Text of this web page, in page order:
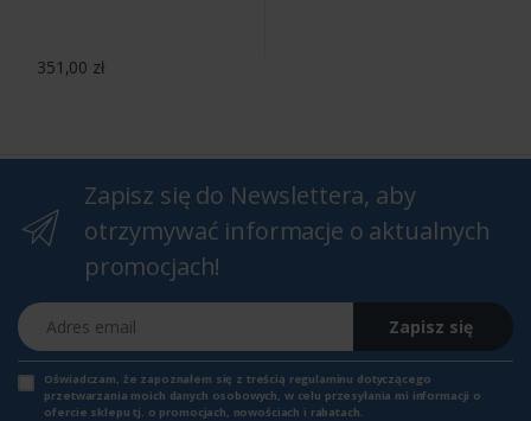
351,00 zł
Zapisz się do Newslettera, aby
otrzymywać informacje o aktualnych
promocjach!
Adres email
Zapisz się
Oświadczam, że zapoznałem się z treścią regulaminu dotyczącego
przetwarzania moich danych osobowych, w celu przesyłania mi informacji o
ofercie sklepu tj. o promocjach, nowościach i rabatach.